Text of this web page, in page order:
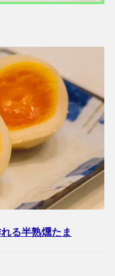
る半熟燻たま